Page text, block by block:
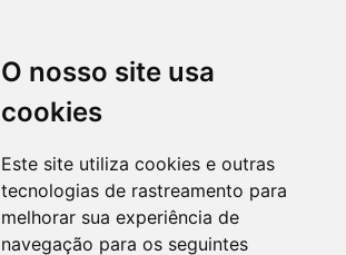
O nosso site usa
cookies
Este site utiliza cookies e outras
tecnologias de rastreamento para
melhorar sua experiência de
navegação para os seguintes